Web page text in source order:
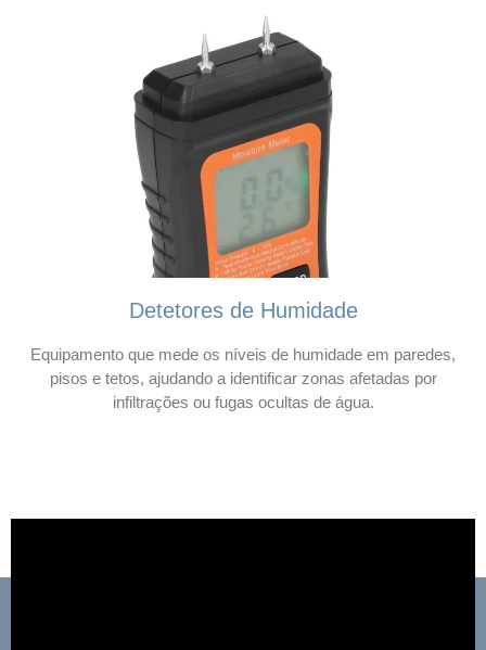
Detetores de Humidade
Equipamento que mede os níveis de humidade em paredes,
pisos e tetos, ajudando a identificar zonas afetadas por
infiltrações ou fugas ocultas de água.